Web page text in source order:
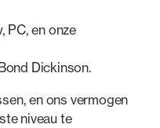
PC, en onze
Dickinson.
en ons vermogen
niveau te